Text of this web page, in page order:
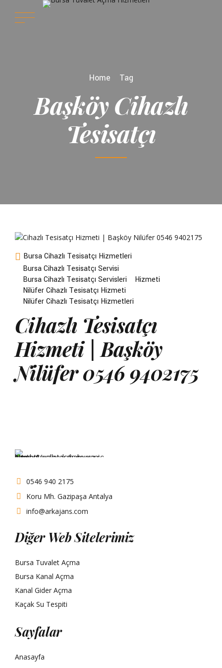
Home Tag
Başköy Cihazlı
Tesisatçı
Bursa Cihazlı Tesisatçı Hizmetleri
Bursa Cihazlı Tesisatçı Servisi
Bursa Cihazlı Tesisatçı Servisleri
Hizmeti
Nilüfer Cihazlı Tesisatçı Hizmeti
Nilüfer Cihazlı Tesisatçı Hizmetleri
Cihazlı Tesisatçı
Hizmeti | Başköy
Nilüfer 0546 9402175
0546 940 2175
Koru Mh. Gazipaşa Antalya
info@arkajans.com
Diğer Web Sitelerimiz
Bursa Tuvalet Açma
Bursa Kanal Açma
Kanal Gider Açma
Kaçak Su Tespiti
Sayfalar
Anasayfa